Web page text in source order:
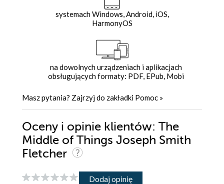
systemach Windows, Android, iOS,
HarmonyOS
na dowolnych urządzeniach i aplikacjach
obsługujących formaty: PDF, EPub, Mobi
Masz pytania? Zajrzyj do zakładki Pomoc »
Oceny i opinie klientów: The
Middle of Things Joseph Smith
Fletcher
Dodaj opinię